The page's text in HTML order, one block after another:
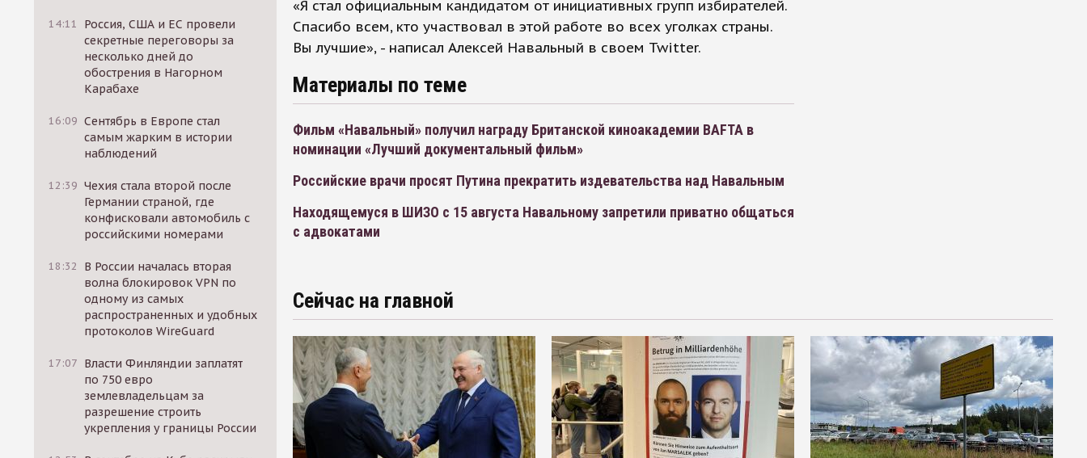
14:11
Россия, США и ЕС провели
секретные переговоры за
несколько дней до
обострения в Нагорном
Карабахе
16:09 Сентябрь в Европе стал
самым жарким в истории
наблюдений
12:39 Чехия стала второй после
Германии страной, где
конфисковали автомобиль с
российскими номерами
18:32
В России началась вторая
волна блокировок VPN по
одному из самых
распространенных и удобных
протоколов WireGuard
17:07 Власти Финляндии заплатят
по 750 евро
землевладельцам за
разрешение строить
укрепления у границы России
«Я стал официальным кандидатом от инициативных групп избирателей.
Спасибо всем, кто участвовал в этой работе во всех уголках страны.
Вы лучшие», - написал Алексей Навальный в своем Twitter.
Материалы по теме
Фильм «Навальный» получил награду Британской киноакадемии BAFTA в
номинации «Лучший документальный фильм»
Российские врачи просят Путина прекратить издевательства над Навальным
Находящемуся в ШИЗО с 15 августа Навальному запретили приватно общаться
с адвокатами
Сейчас на главной